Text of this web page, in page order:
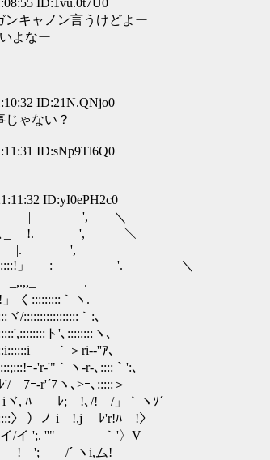
ID:1vu.0t7U0
キャノン言うけどよー
よなー
ID:21N.QNjo0
ゃない？
ID:sNp9Tl6Q0
ID:yI0ePH2c0
', ＼
､_ !. ', ＼
|. ',
:::::;::::::::::!」 : '. ＼
_,.,,_ .
」 く:::::::::｀ヽ.
ヾ/:::::::::::::::::｀:､
ト'､::::::::ヽ､
__｀＞ri-‐''ｱ､
ｰ-'r‐'"｀ヽ-r-､::::｀':､
ｰ-r'´7ヽ､>ｰ､:::::＞
ヾ, ﾊ ﾚ;ゝ!､/! /」｀ヽｿ´
〉 ）ノ i !,j ﾚ'r!ﾊ !〉
イ/イ ';. ''" ___ ｀'〉V
! '; /´ ヽi,ム!